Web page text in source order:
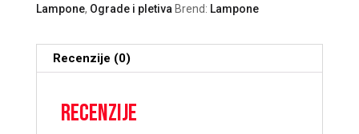
Lampone, Ograde i pletiva Brend: Lampone
Recenzije (0)
Recenzije